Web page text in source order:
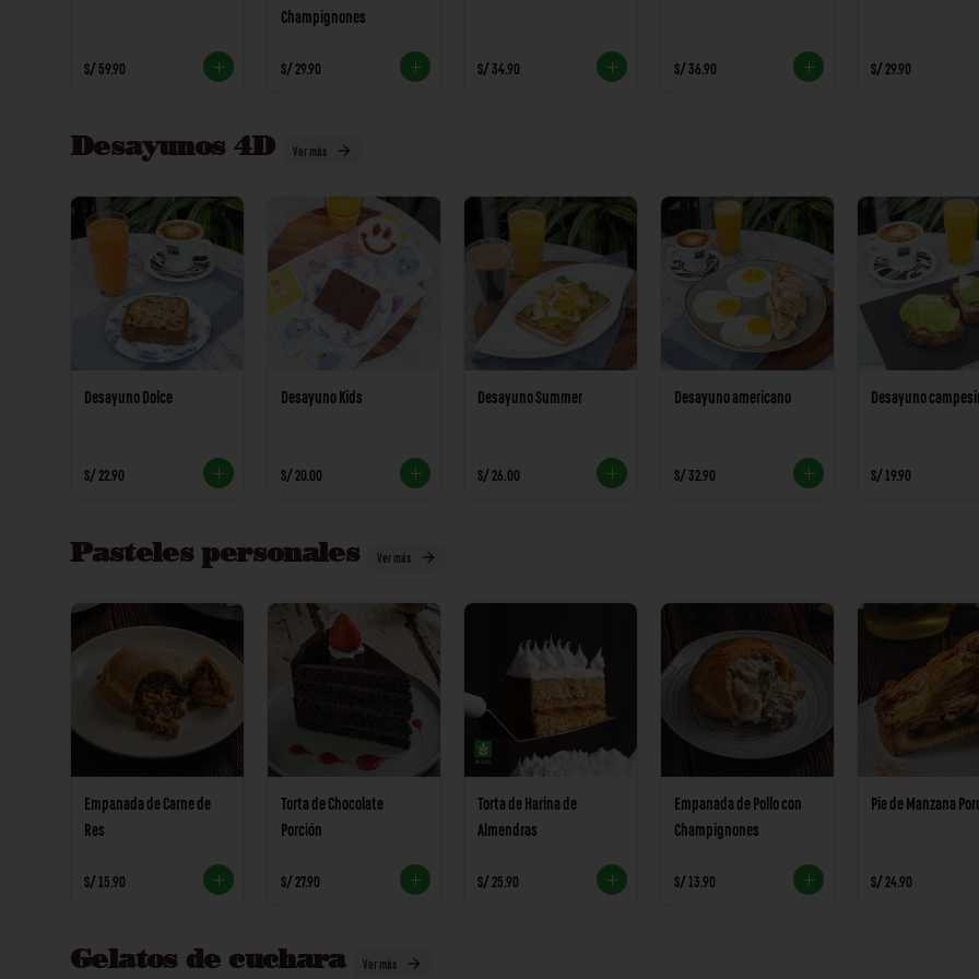
S/ 59.90
Champignones
S/ 29.90 S/ 34.90 S/ 36.90 S/ 29.90
Desayunos 4D Ver más
Desayuno Dolce
S/ 22.90
Desayuno Kids
S/ 20.00
Desayuno Summer
S/ 26.00
Desayuno americano
S/ 32.90
Desayuno
S/ 19.90
Pasteles personales Ver más
Empanada de Carne de
Res
S/ 15.90
Torta de Chocolate
Porción
S/ 27.90
Torta de Harina de
Almendras
S/ 25.90
Empanada de Pollo con
Champignones
S/ 13.90
Pie de Manzana
S/ 24.90
Gelatos de cuchara Ver más